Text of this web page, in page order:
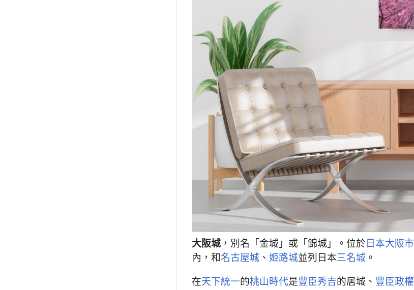
大阪城 ，別名「金城」或「錦城」。位於 日本大阪市
內，和名古屋城 、 姬路城並列日本三名城 。
在天下統一的桃山時代是豐臣秀吉的居城、 豐臣政權